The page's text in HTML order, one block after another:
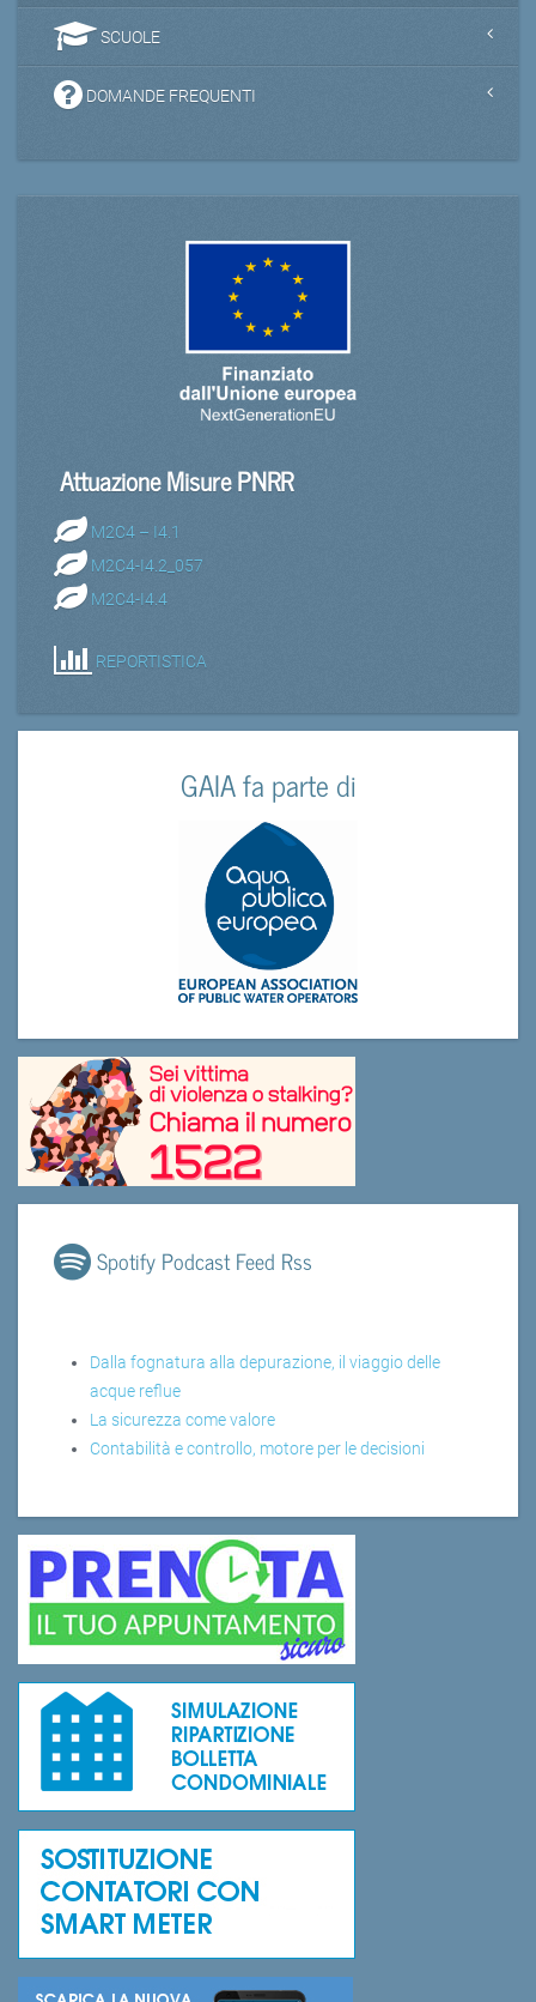
SCUOLE
DOMANDE FREQUENTI
Attuazione Misure PNRR
M2C4 – I4.1
M2C4-I4.2_057
M2C4-I4.4
REPORTISTICA
GAIA fa parte di
Spotify Podcast Feed Rss
Dalla fognatura alla depurazione, il viaggio delle
acque reflue
La sicurezza come valore
Contabilità e controllo, motore per le decisioni